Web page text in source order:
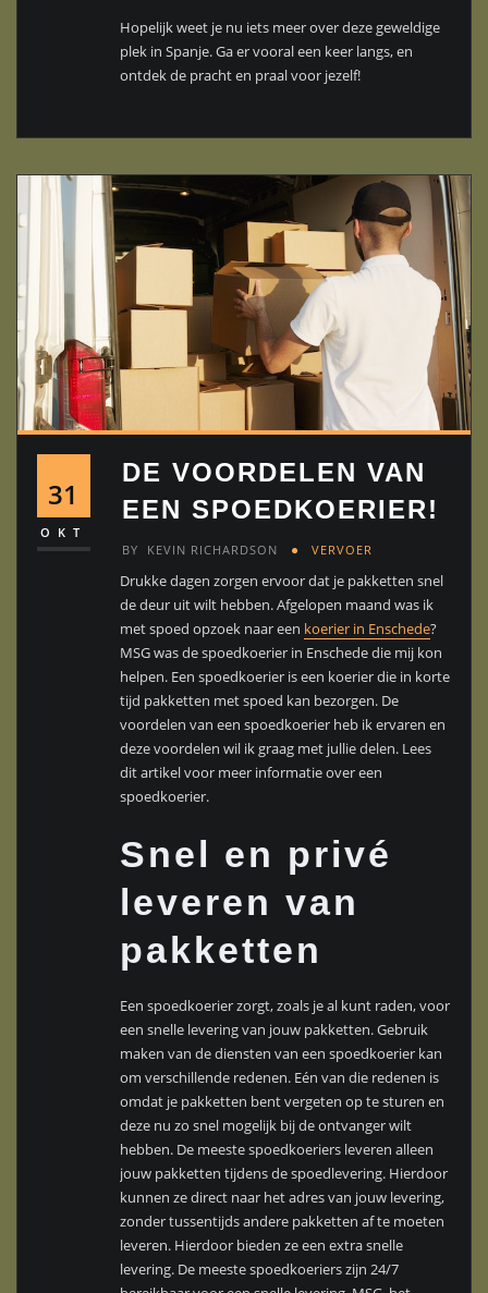
Hopelijk weet je nu iets meer over deze geweldige
plek in Spanje. Ga er vooral een keer langs, en
ontdek de pracht en praal voor jezelf!
31
OKT
DE VOORDELEN VAN
EEN SPOEDKOERIER!
BY KEVIN RICHARDSON VERVOER
Drukke dagen zorgen ervoor dat je pakketten snel
de deur uit wilt hebben. Afgelopen maand was ik
met spoed opzoek naar een koerier in Enschede?
MSG was de spoedkoerier in Enschede die mij kon
helpen. Een spoedkoerier is een koerier die in korte
tijd pakketten met spoed kan bezorgen. De
voordelen van een spoedkoerier heb ik ervaren en
deze voordelen wil ik graag met jullie delen. Lees
dit artikel voor meer informatie over een
spoedkoerier.
Snel en privé
leveren van
pakketten
Een spoedkoerier zorgt, zoals je al kunt raden, voor
een snelle levering van jouw pakketten. Gebruik
maken van de diensten van een spoedkoerier kan
om verschillende redenen. Eén van die redenen is
omdat je pakketten bent vergeten op te sturen en
deze nu zo snel mogelijk bij de ontvanger wilt
hebben. De meeste spoedkoeriers leveren alleen
jouw pakketten tijdens de spoedlevering. Hierdoor
kunnen ze direct naar het adres van jouw levering,
zonder tussentijds andere pakketten af te moeten
leveren. Hierdoor bieden ze een extra snelle
levering. De meeste spoedkoeriers zijn 24/7